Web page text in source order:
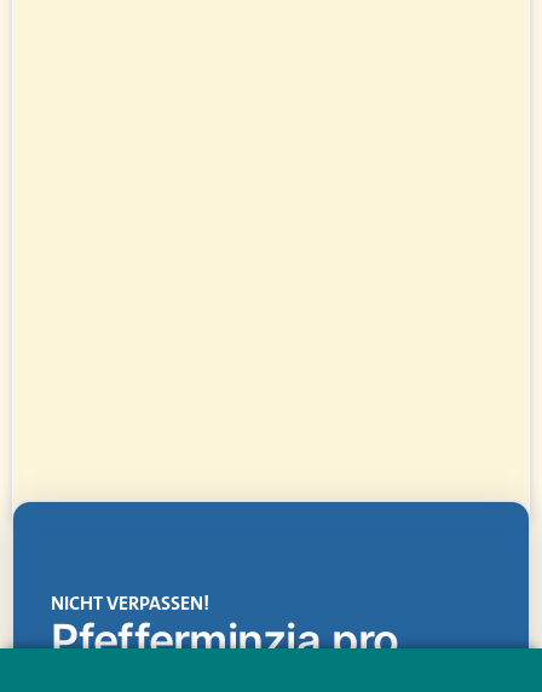
NICHT VERPASSEN!
Pfefferminzia.pro